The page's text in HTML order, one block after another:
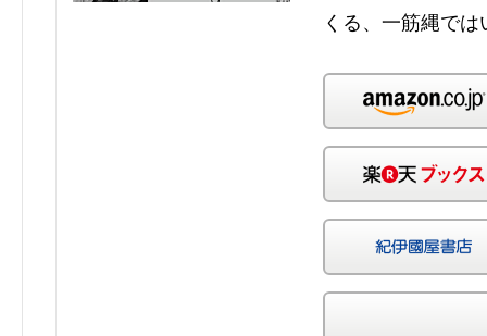
くる、一筋縄で